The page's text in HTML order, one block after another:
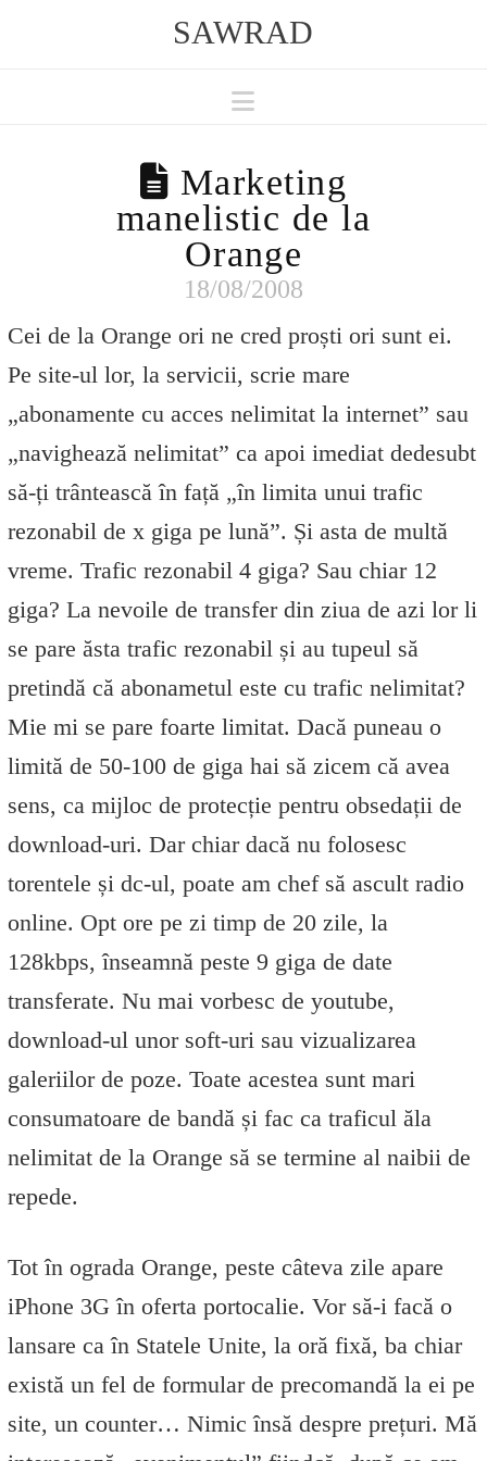
SAWRAD
Navigation
Marketing
manelistic de la
Orange
18/08/2008
Cei de la Orange ori ne cred proști ori sunt ei.
Pe site-ul lor, la servicii, scrie mare
„abonamente cu acces nelimitat la internet” sau
„navighează nelimitat” ca apoi imediat dedesubt
să-ți trântească în față „în limita unui trafic
rezonabil de x giga pe lună”. Și asta de multă
vreme. Trafic rezonabil 4 giga? Sau chiar 12
giga? La nevoile de transfer din ziua de azi lor li
se pare ăsta trafic rezonabil și au tupeul să
pretindă că abonametul este cu trafic nelimitat?
Mie mi se pare foarte limitat. Dacă puneau o
limită de 50-100 de giga hai să zicem că avea
sens, ca mijloc de protecție pentru obsedații de
download-uri. Dar chiar dacă nu folosesc
torentele și dc-ul, poate am chef să ascult radio
online. Opt ore pe zi timp de 20 zile, la
128kbps, înseamnă peste 9 giga de date
transferate. Nu mai vorbesc de youtube,
download-ul unor soft-uri sau vizualizarea
galeriilor de poze. Toate acestea sunt mari
consumatoare de bandă și fac ca traficul ăla
nelimitat de la Orange să se termine al naibii de
repede.
Tot în ograda Orange, peste câteva zile apare
iPhone 3G în oferta portocalie. Vor să-i facă o
lansare ca în Statele Unite, la oră fixă, ba chiar
există un fel de formular de precomandă la ei pe
site, un counter… Nimic însă despre prețuri. Mă